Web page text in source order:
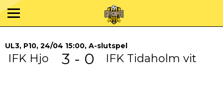
UL3, P10, 24/04 15:00, A-slutspel
IFK Hjo 3 - 0 IFK Tidaholm vit